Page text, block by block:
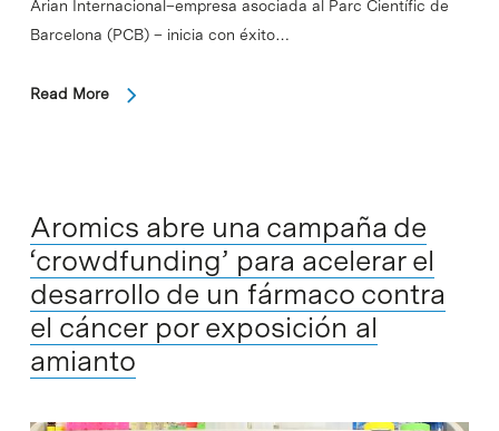
Arian Internacional–empresa asociada al Parc Científic de
Barcelona (PCB) – inicia con éxito…
Read More
Aromics abre una campaña de
‘crowdfunding’ para acelerar el
desarrollo de un fármaco contra
el cáncer por exposición al
amianto